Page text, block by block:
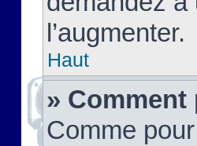
l’augmenter.
Haut
»
Comme